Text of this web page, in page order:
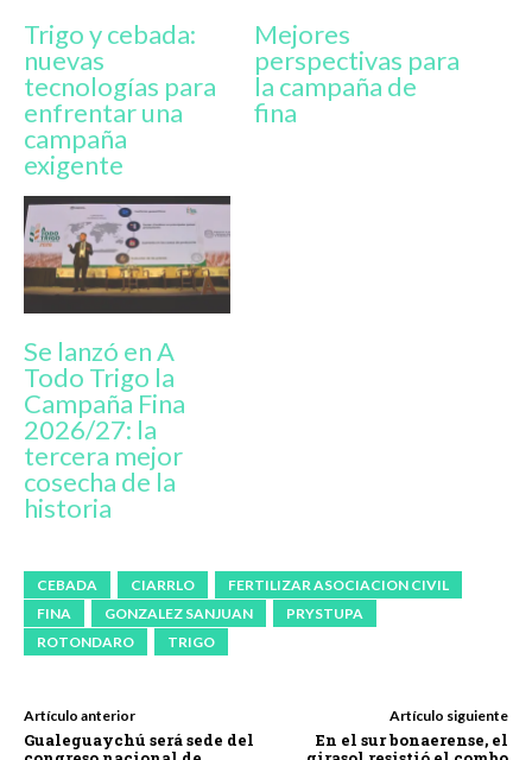
Trigo y cebada:
nuevas
tecnologías para
enfrentar una
campaña
exigente
Mejores
perspectivas para
la campaña de
fina
Se lanzó en A
Todo Trigo la
Campaña Fina
2026/27: la
tercera mejor
cosecha de la
historia
CEBADA CIARRLO
FERTILIZAR ASOCIACION CIVIL
FINA
GONZALEZ SANJUAN
PRYSTUPA
ROTONDARO
TRIGO
Artículo anterior
Gualeguaychú será sede del
Artículo siguiente
En el sur bonaerense, el